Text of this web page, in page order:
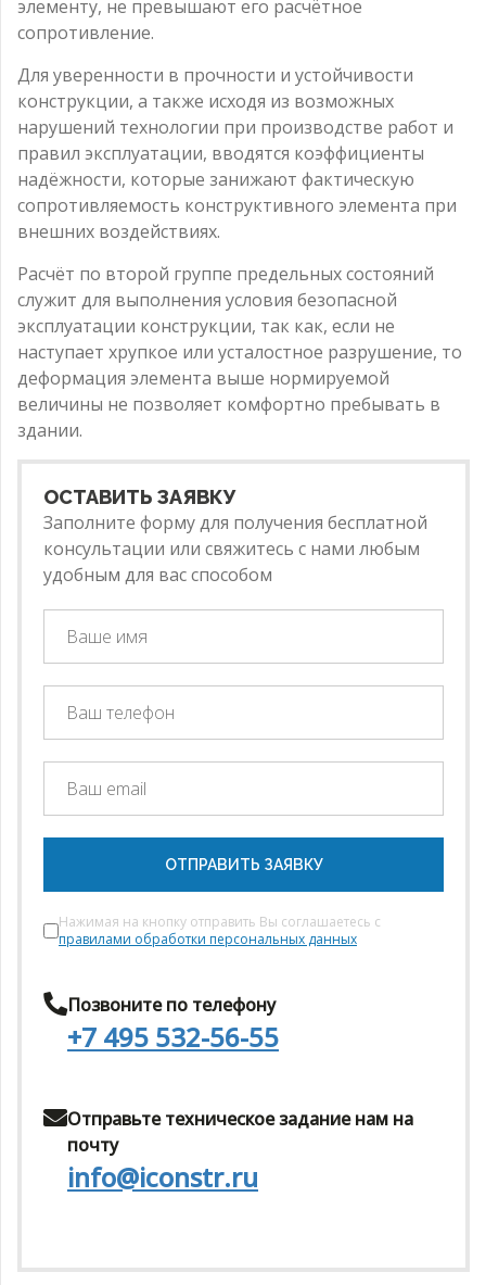
элементу, не превышают его расчётное
сопротивление.
Для уверенности в прочности и устойчивости
конструкции, а также исходя из возможных
нарушений технологии при производстве работ и
правил эксплуатации, вводятся коэффициенты
надёжности, которые занижают фактическую
сопротивляемость конструктивного элемента при
внешних воздействиях.
Расчёт по второй группе предельных состояний
служит для выполнения условия безопасной
эксплуатации конструкции, так как, если не
наступает хрупкое или усталостное разрушение, то
деформация элемента выше нормируемой
величины не позволяет комфортно пребывать в
здании.
ОСТАВИТЬ ЗАЯВКУ
Заполните форму для получения бесплатной
консультации или свяжитесь с нами любым
удобным для вас способом
ОТПРАВИТЬ ЗАЯВКУ
Нажимая на кнопку отправить Вы соглашаетесь с
правилами обработки персональных данных
Позвоните по телефону
+7 495 532-56-55
Отправьте техническое задание нам на
почту
info@iconstr.ru